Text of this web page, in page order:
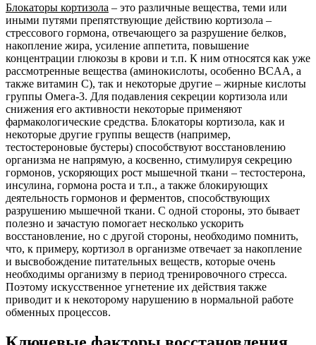
Блокаторы кортизола – это различные вещества, теми или
иными путями препятствующие действию кортизола –
стрессового гормона, отвечающего за разрушение белков,
накопление жира, усиление аппетита, повышение
концентрации глюкозы в крови и т.п. К ним относятся как уже
рассмотренные вещества (аминокислоты, особенно BCAA, а
также витамин С), так и некоторые другие – жирные кислоты
группы Омега-3. Для подавления секреции кортизола или
снижения его активности некоторые применяют
фармакологические средства. Блокаторы кортизола, как и
некоторые другие группы веществ (например,
тестостероновые бустеры) способствуют восстановлению
организма не напрямую, а косвенно, стимулируя секрецию
гормонов, ускоряющих рост мышечной ткани – тестостерона,
инсулина, гормона роста и т.п., а также блокирующих
деятельность гормонов и ферментов, способствующих
разрушению мышечной ткани. С одной стороны, это бывает
полезно и зачастую помогает несколько ускорить
восстановление, но с другой стороны, необходимо помнить,
что, к примеру, кортизол в организме отвечает за накопление
и высвобождение питательных веществ, которые очень
необходимы организму в период тренировочного стресса.
Поэтому искусственное угнетение их действия также
приводит и к некоторому нарушению в нормальной работе
обменных процессов.